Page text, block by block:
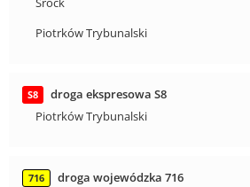
Piotrków Trybunalski
S8
droga ekspresowa S8
Piotrków Trybunalski
716
droga wojewódzka 716